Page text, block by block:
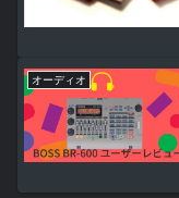
オーディオ